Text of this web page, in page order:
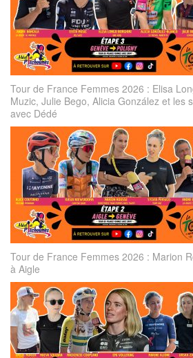
Tour de France Femmes 2026 : Elisa
Muzic, Julie Bego, Alicia González et les
avec Dédé
Tour de France Femmes 2026 : Marion
à Aigle